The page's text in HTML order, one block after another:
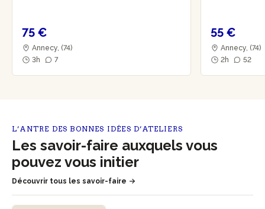
75 €
Annecy, (74)
3h
7
55 €
Annecy, (74)
2h
52
L’ANTRE DES BONNES IDÉES D’ATELIERS
Les savoir-faire auxquels vous
pouvez vous initier
Découvrir tous les savoir-faire